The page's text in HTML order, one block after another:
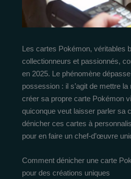
Les cartes Pokémon, véritables
collectionneurs et passionnés,
en 2025. Le phénomène
possession : il s’agit de mettre
créer sa propre carte Pokémon
quiconque veut laisser parler sa
dénicher ces cartes à
pour en faire un chef-d’œuvre
Comment dénicher une carte
pour des créations uniques